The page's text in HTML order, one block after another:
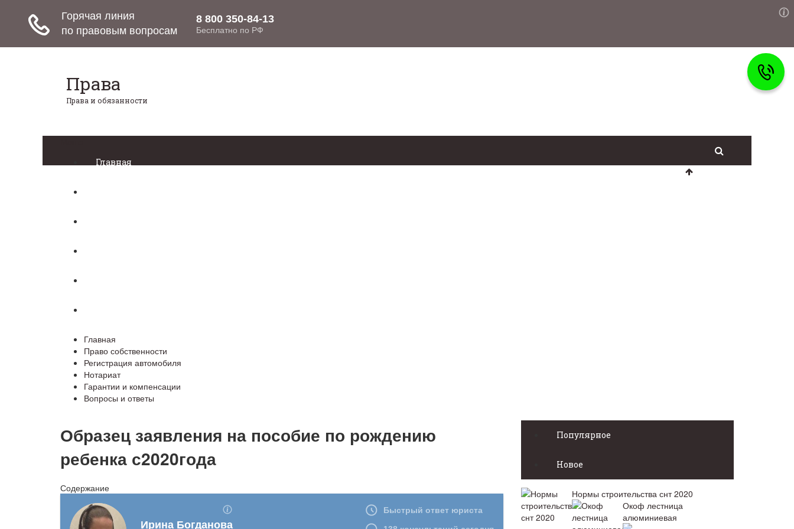
Права
Права и обязанности
Главная
Главная
Право собственности
Регистрация автомобиля
Нотариат
Гарантии и компенсации
Вопросы и ответы
Образец заявления на пособие по рождению
ребенка с2020года
Содержание
Популярное
Новое
Нормы строительства снт 2020
Окоф лестница
алюминиевая